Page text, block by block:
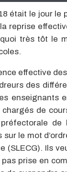
était le jour le
reprise
très tôt le
effective
des
enseignants
de
de
le mot
(SLECG). Ils
pas prise en